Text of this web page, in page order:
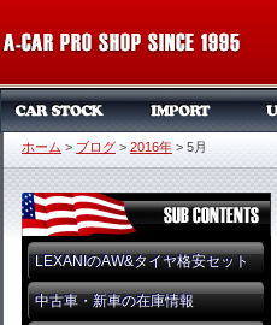
ホーム > ブログ > 2016年 > 5月
LEXANIのAW&タイヤ格安セット
中古車・新車の在庫情報